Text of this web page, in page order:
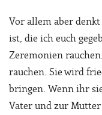
Vor allem aber denkt
ist, die ich euch
Zeremonien
rauchen. Sie wird
bringen. Wenn ihr
Vater und zur